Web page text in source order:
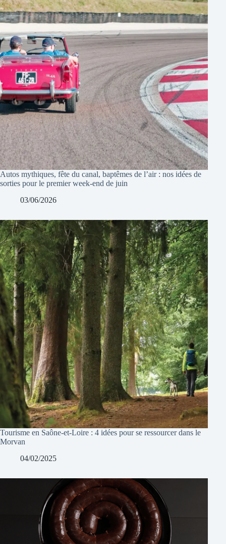
Autos mythiques, fête du canal, baptêmes de l’air : nos idées de
sorties pour le premier week-end de juin
03/06/2026
Tourisme en Saône-et-Loire : 4 idées pour se ressourcer dans le
Morvan
04/02/2025